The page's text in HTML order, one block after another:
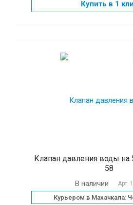
Купить в 1
Клапан давления воды на
58
В наличии Арт.
Курьером в Махачкала: